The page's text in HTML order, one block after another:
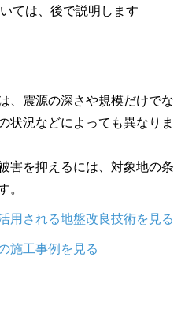
ては、後で説明します
、震源の深さや規模だけでな
状況などによっても異なりま
害を抑えるには、対象地の条
。
用される地盤改良技術を見る
施工事例を見る